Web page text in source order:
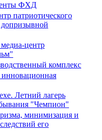
ФХД
патриотического
центр
комплекс
инновационная
Летний лагерь
"Чемпион"
минимизация и
его